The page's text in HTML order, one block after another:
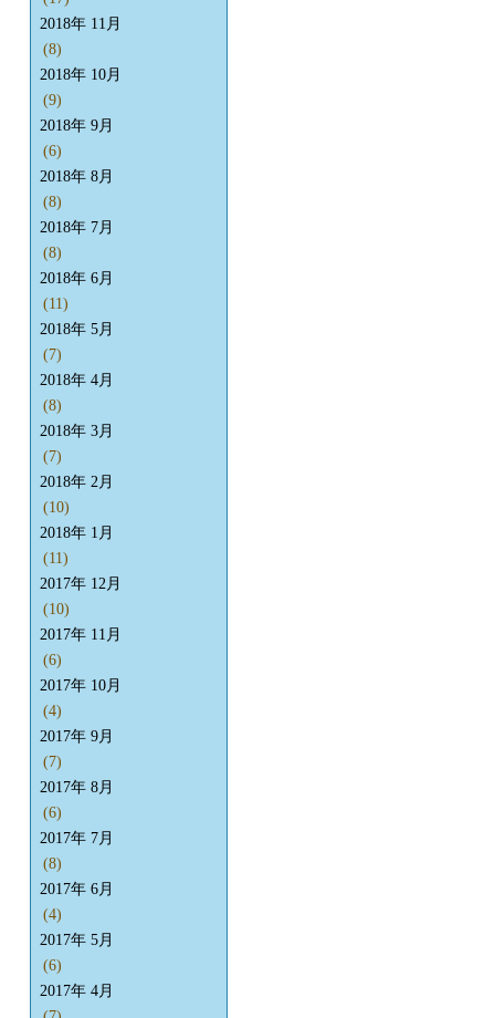
2018年 11月
(8)
2018年 10月
(9)
2018年 9月
(6)
2018年 8月
(8)
2018年 7月
(8)
2018年 6月
(11)
2018年 5月
(7)
2018年 4月
(8)
2018年 3月
(7)
2018年 2月
(10)
2018年 1月
(11)
2017年 12月
(10)
2017年 11月
(6)
2017年 10月
(4)
2017年 9月
(7)
2017年 8月
(6)
2017年 7月
(8)
2017年 6月
(4)
2017年 5月
(6)
2017年 4月